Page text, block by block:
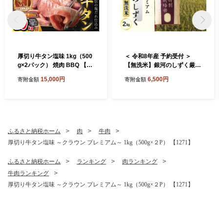
厚切り牛タン塩味 1kg（500
g×2パック） 焼肉 BBQ 【76
寄附金額 15,000円
＜ 令和8年産 予約受付 ＞
【無洗米】銀河のしずく厳選
肥料）2kg 【2083】
寄附金額 6,500円
ふるさと納税ホーム 肉
牛肉
厚切り牛タン塩味 ～クラウン プレミアム～ 1kg（500g×２P） 【1271】
ふるさと納税ホーム ランキング
肉ランキング
牛肉ランキング
厚切り牛タン塩味 ～クラウン プレミアム～ 1kg（500g×２P） 【1271】